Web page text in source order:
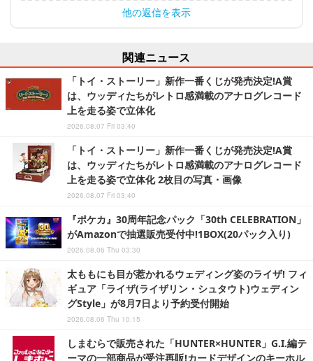
他の返信を表示
関連ニュース
「トイ・ストーリー」新作一番くじが発売決定!A賞
は、ウッディたちがレトロ感満載のアナログレコード
上を走る姿で立体化
2026.08.07 Fri 03:40
「トイ・ストーリー」新作一番くじが発売決定!A賞
は、ウッディたちがレトロ感満載のアナログレコード
上を走る姿で立体化 2枚目の写真・画像
2026.08.07 Fri 03:40
『ポケカ』30周年記念パック「30th CELEBRATION」
がAmazonで抽選販売受付中!1BOX(20パック入り)
2026.08.06 Thu 03:30
太ももにも目が惹かれるウェディング姿のライザ! フィ
ギュア「ライザ(ライザリン・シュタウト)ウェディン
グStyle」が8月7日より予約受付開始
2026.08.06 Thu 10:15
しまむらで販売された「HUNTER×HUNTER」G.I.編テ
ーマの一部商品が受注再販!カードデザインのキーホル